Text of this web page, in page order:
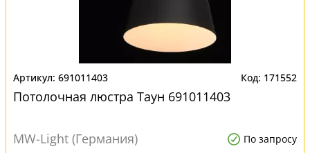
691011403 171552
Потолочная люстра Таун 691011403
MW-Light (Германия) По запросу